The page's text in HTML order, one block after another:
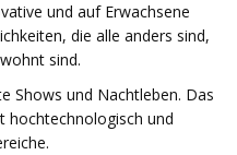
und auf Erwachsene
die alle anders sind,
sind.
Shows und Nachtleben. Das
hochtechnologisch und